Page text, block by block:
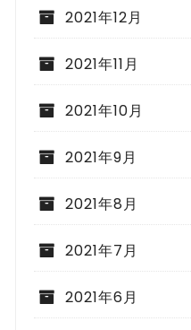
2021年12月
2021年11月
2021年10月
2021年9月
2021年8月
2021年7月
2021年6月